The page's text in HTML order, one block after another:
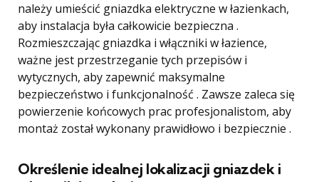
należy umieścić gniazdka elektryczne w łazienkach,
aby instalacja była całkowicie bezpieczna .
Rozmieszczając gniazdka i włączniki w łazience,
ważne jest przestrzeganie tych przepisów i
wytycznych, aby zapewnić maksymalne
bezpieczeństwo i funkcjonalność . Zawsze zaleca się
powierzenie końcowych prac profesjonalistom, aby
montaż został wykonany prawidłowo i bezpiecznie .
Określenie idealnej lokalizacji gniazdek i